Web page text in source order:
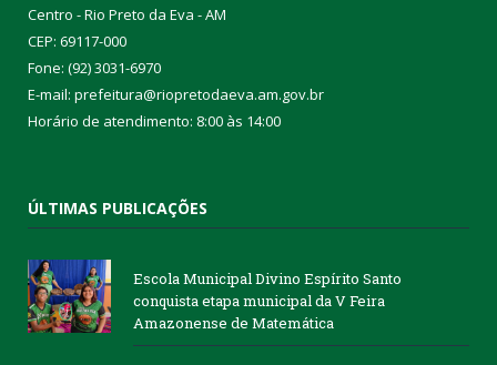
Centro - Rio Preto da Eva - AM
CEP: 69117-000
Fone: (92) 3031-6970
E-mail: prefeitura@riopretodaeva.am.gov.br
Horário de atendimento: 8:00 às 14:00
ÚLTIMAS PUBLICAÇÕES
Escola Municipal Divino Espírito Santo
conquista etapa municipal da V Feira
Amazonense de Matemática